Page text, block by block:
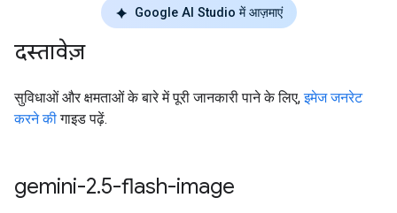
Google AI Studio में आज़माएं
दस्तावेज़
सुविधाओं और क्षमताओं के बारे में पूरी जानकारी पाने के लिए,इमेज जनरेट
करने कीगाइड पढ़ें.
gemini-2.5-flash-image